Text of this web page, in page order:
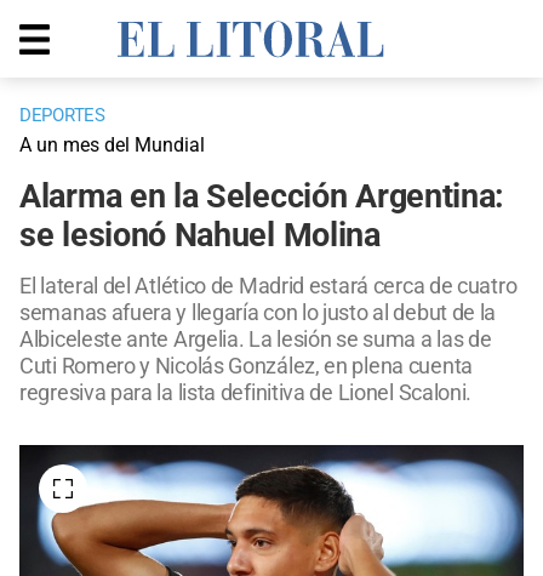
DEPORTES
A un mes del Mundial
Alarma en la Selección Argentina:
se lesionó Nahuel Molina
El lateral del Atlético de Madrid estará cerca de cuatro
semanas afuera y llegaría con lo justo al debut de la
Albiceleste ante Argelia. La lesión se suma a las de
Cuti Romero y Nicolás González, en plena cuenta
regresiva para la lista definitiva de Lionel Scaloni.